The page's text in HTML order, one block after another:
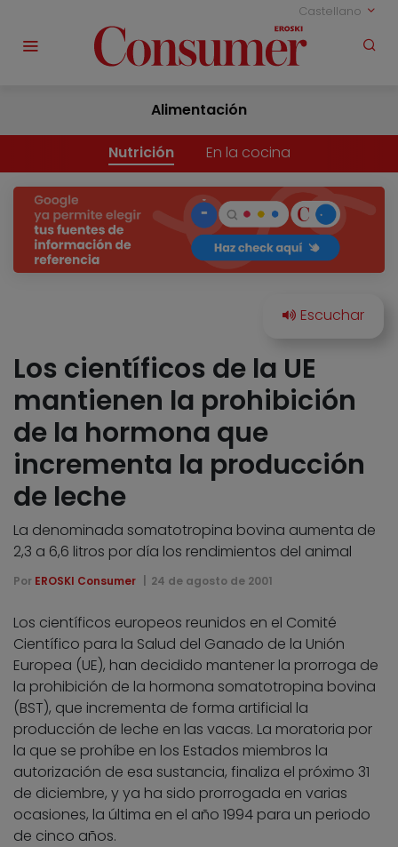
Castellano
Alimentación
Nutrición En la cocina
Los científicos de la UE
mantienen la prohibición
de la hormona que
incrementa la producción
de leche
La denominada somatotropina bovina aumenta de
2,3 a 6,6 litros por día los rendimientos del animal
Por EROSKI Consumer 24 de agosto de 2001
Los científicos europeos reunidos en el Comité
Científico para la Salud del Ganado de la Unión
Europea (UE), han decidido mantener la prorroga de
la prohibición de la hormona somatotropina bovina
(BST), que incrementa de forma artificial la
producción de leche en las vacas. La moratoria por
la que se prohíbe en los Estados miembros la
autorización de esa sustancia, finaliza el próximo 31
de diciembre, y ya ha sido prorrogada en varias
ocasiones, la última en el año 1994 para un periodo
de cinco años.